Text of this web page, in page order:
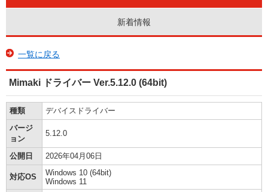
新着情報
一覧に戻る
Mimaki ドライバー Ver.5.12.0 (64bit)
種類
デバイスドライバー
バージ
ョン
5.12.0
公開日 2026年04月06日
対応OS
Windows 10 (64bit)
Windows 11